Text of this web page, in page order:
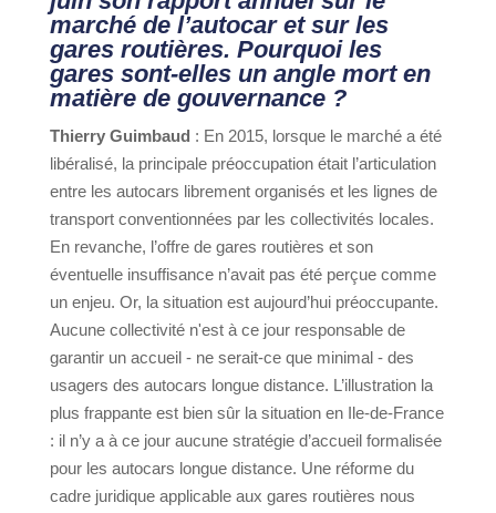
marché de l’autocar et sur les
gares routières. Pourquoi les
gares sont-elles un angle mort en
matière de gouvernance ?
Thierry Guimbaud : En 2015, lorsque le marché a été
libéralisé, la principale préoccupation était l’articulation
entre les autocars librement organisés et les lignes de
transport conventionnées par les collectivités locales.
En revanche, l’offre de gares routières et son
éventuelle insuffisance n’avait pas été perçue comme
un enjeu. Or, la situation est aujourd’hui préoccupante.
Aucune collectivité n'est à ce jour responsable de
garantir un accueil - ne serait-ce que minimal - des
usagers des autocars longue distance. L’illustration la
plus frappante est bien sûr la situation en Ile-de-France
: il n’y a à ce jour aucune stratégie d’accueil formalisée
pour les autocars longue distance. Une réforme du
cadre juridique applicable aux gares routières nous